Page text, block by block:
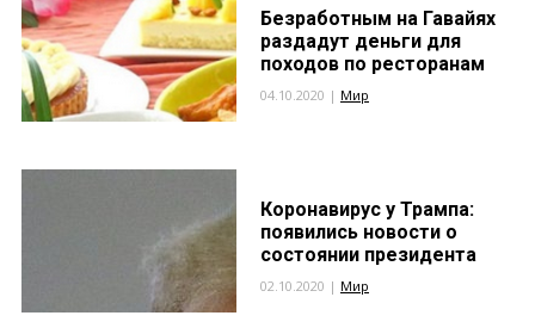
Безработным на Гавайях
раздадут деньги для
походов по ресторанам
04.10.2020 | Мир
Коронавирус у Трампа:
появились новости о
состоянии президента
02.10.2020 | Мир